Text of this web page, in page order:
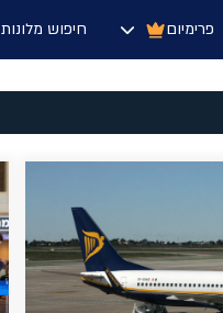
פרימיום חיפוש מלונות